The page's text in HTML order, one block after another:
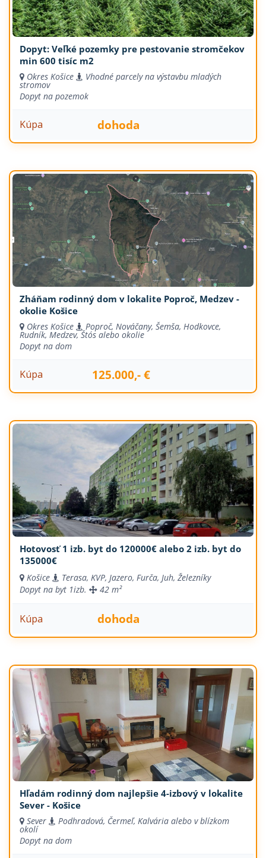
Dopyt: Veľké pozemky pre pestovanie stromčekov
min 600 tisíc m2
Okres Košice Vhodné parcely na výstavbu mladých
stromov
Dopyt na pozemok
Kúpa dohoda
Zháňam rodinný dom v lokalite Poproč, Medzev -
okolie Košice
Okres Košice Poproč, Nováčany, Šemša, Hodkovce,
Rudník, Medzev, Štós alebo okolie
Dopyt na dom
Kúpa 125.000,- €
Hotovosť 1 izb. byt do 120000€ alebo 2 izb. byt do
135000€
Košice
Terasa, KVP, Jazero, Furča, Juh, Železníky
Dopyt na byt 1izb. 42 m²
Kúpa dohoda
Hľadám rodinný dom najlepšie 4-izbový v lokalite
Sever - Košice
Sever Podhradová, Čermeľ, Kalvária alebo v blízkom
okolí
Dopyt na dom